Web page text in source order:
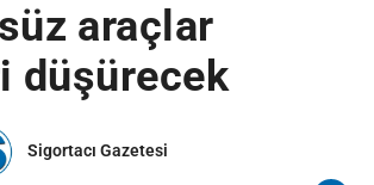
araçlar
düşürecek
Sigortacı Gazetesi